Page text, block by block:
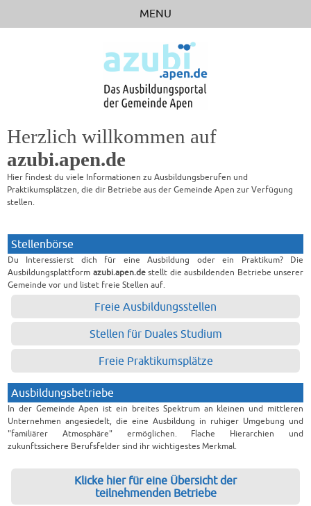
MENU
STELLENBÖRSE
BERUFSFELDER
RICHTIG BEWERBEN
LINKS
Herzlich willkommen auf
azubi.apen.de
Hier findest du viele Informationen zu Ausbildungsberufen und
Praktikumsplätzen, die dir Betriebe aus der Gemeinde Apen zur Verfügung
stellen.
Stellenbörse
Du Interessierst dich für eine Ausbildung oder ein Praktikum? Die
Ausbildungsplattform azubi.apen.destellt die ausbildenden Betriebe unserer
Gemeinde vor und listet freie Stellen auf.
Freie Ausbildungsstellen
Stellen für Duales Studium
Freie Praktikumsplätze
Ausbildungsbetriebe
In der Gemeinde Apen ist ein breites Spektrum an kleinen und mittleren
Unternehmen angesiedelt, die eine Ausbildung in ruhiger Umgebung und
"familiärer Atmosphäre" ermöglichen. Flache Hierarchien und
zukunftssichere Berufsfelder sind ihr wichtigestes Merkmal.
Klicke hier für eine Übersicht der
teilnehmenden Betriebe